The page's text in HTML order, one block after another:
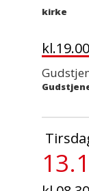
kirke
kl.19.00